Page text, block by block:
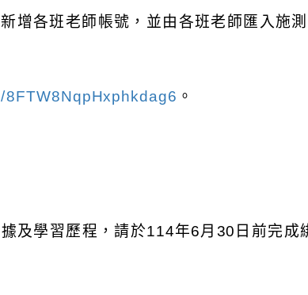
增各班老師帳號，並由各班老師匯入施
。
及學習歷程，請於114年6月 30 日前完成